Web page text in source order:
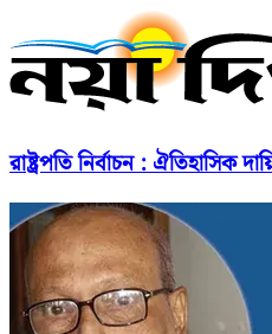
রাষ্ট্রপতি নির্বাচন : ঐতিহাসিক